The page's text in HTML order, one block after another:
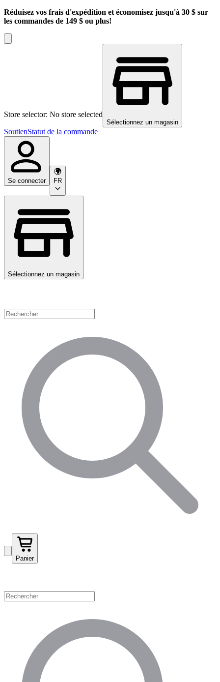
Réduisez vos frais d'expédition et économisez jusqu'à 30 $ sur
les commandes de 149 $ ou plus!
Store selector: No store selected
Sélectionnez un magasin
SoutienStatut de la commande
Se connecter FR
Sélectionnez un magasin
Panier